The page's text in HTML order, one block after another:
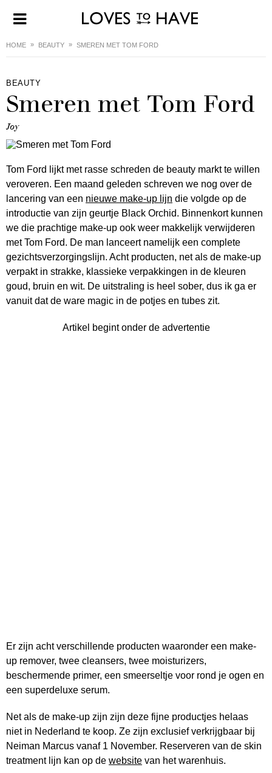
HOME BEAUTY SMEREN MET TOM FORD
BEAUTY
Smeren met Tom Ford
Joy
Tom Ford lijkt met rasse schreden de beauty markt te willen
veroveren. Een maand geleden schreven we nog over de
lancering van een nieuwe make-up lijn die volgde op de
introductie van zijn geurtje Black Orchid. Binnenkort kunnen
we die prachtige make-up ook weer makkelijk verwijderen
met Tom Ford. De man lanceert namelijk een complete
gezichtsverzorgingslijn. Acht producten, net als de make-up
verpakt in strakke, klassieke verpakkingen in de kleuren
goud, bruin en wit. De uitstraling is heel sober, dus ik ga er
vanuit dat de ware magic in de potjes en tubes zit.
Artikel begint onder de advertentie
Er zijn acht verschillende producten waaronder een make-
up remover, twee cleansers, twee moisturizers,
beschermende primer, een smeerseltje voor rond je ogen en
een superdeluxe serum.
Net als de make-up zijn zijn deze fijne productjes helaas
niet in Nederland te koop. Ze zijn exclusief verkrijgbaar bij
Neiman Marcus vanaf 1 November. Reserveren van de skin
treatment lijn kan op de website van het warenhuis.